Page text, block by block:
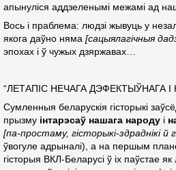
апынуліся аддзеленымі межамі ад
Вось і праблема: людзі жывуць у
якога даўно няма[сацыялагічныя
эпохах і ў чужых дзяржавах…
“ЛЕТАПІС НЕЧАГА ДЭФЕКТЫЎНАГА
Сумленныя беларускія гісторыкі
прызму інтарэсаў нашага народу і
[па-простаму, гісторыкі-здраднікі
ўвогуле адрыналі), а на першым
гісторыя ВКЛ-Беларусі ў іх паўстае